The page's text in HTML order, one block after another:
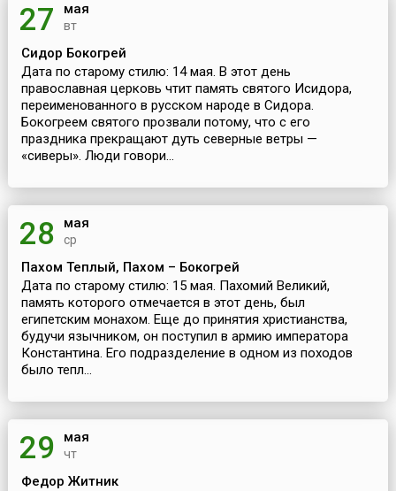
27 мая
вт
Сидор Бокогрей
Дата по старому стилю: 14 мая. В этот день
православная церковь чтит память святого Исидора,
переименованного в русском народе в Сидора.
Бокогреем святого прозвали потому, что с его
праздника прекращают дуть северные ветры —
«сиверы». Люди говори...
28 мая
ср
Пахом Теплый, Пахом – Бокогрей
Дата по старому стилю: 15 мая. Пахомий Великий,
память которого отмечается в этот день, был
египетским монахом. Еще до принятия христианства,
будучи язычником, он поступил в армию императора
Константина. Его подразделение в одном из походов
было тепл...
29 мая
чт
Федор Житник